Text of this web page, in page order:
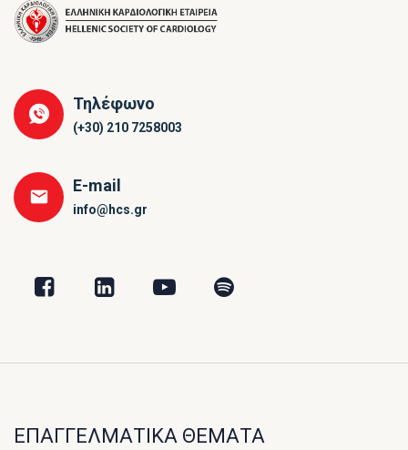
Τηλέφωνο
(+30) 210 7258003
E-mail
info@hcs.gr
ΕΠΑΓΓΕΛΜΑΤΙΚΑ ΘΕΜΑΤΑ